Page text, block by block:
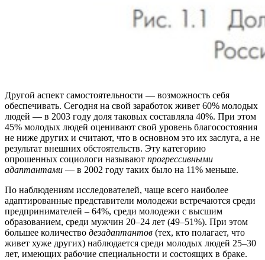
Другой аспект самостоятельности — возможность себя
обеспечивать. Сегодня на свой заработок живет 60% молодых
людей — в 2003 году доля таковых составляла 40%. При этом
45% молодых людей оценивают свой уровень благосостояния
не ниже других и считают, что в основном это их заслуга, а не
результат внешних обстоятельств. Эту категорию
опрошенных социологи называют прогрессивными
адаптантами — в 2002 году таких было на 11% меньше.
По наблюдениям исследователей, чаще всего наиболее
адаптированные представители молодежи встречаются среди
предпринимателей – 64%, среди молодежи с высшим
образованием, среди мужчин 20–24 лет (49–51%). При этом
большее количество дезадаптантов (тех, кто полагает, что
живет хуже других) наблюдается среди молодых людей 25–30
лет, имеющих рабочие специальности и состоящих в браке.